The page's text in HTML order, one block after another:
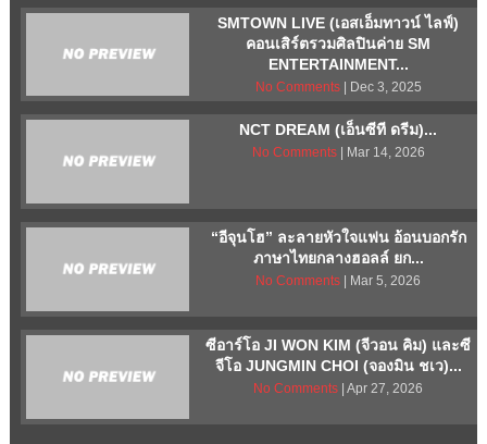
SMTOWN LIVE (เอสเอ็มทาวน์ ไลฟ์)
คอนเสิร์ตรวมศิลปินค่าย SM
ENTERTAINMENT...
No Comments| Dec 3, 2025
NCT DREAM (เอ็นซีที ดรีม)...
No Comments| Mar 14, 2026
“อีจุนโฮ” ละลายหัวใจแฟน อ้อนบอกรัก
ภาษาไทยกลางฮอลล์ ยก...
No Comments | Mar 5, 2026
ซีอาร์โอ JI WON KIM (จีวอน คิม) และซี
จีโอ JUNGMIN CHOI (จองมิน ชเว)...
No Comments | Apr 27, 2026